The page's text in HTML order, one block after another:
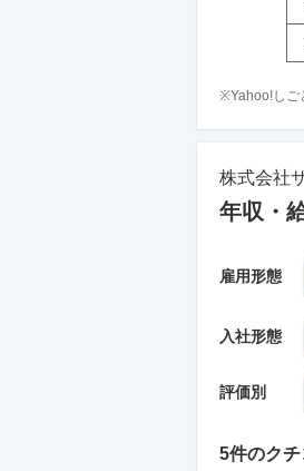
※Yahoo!しご
株式会社
年収・
雇用形態
入社形態
評価別
5件のクチ